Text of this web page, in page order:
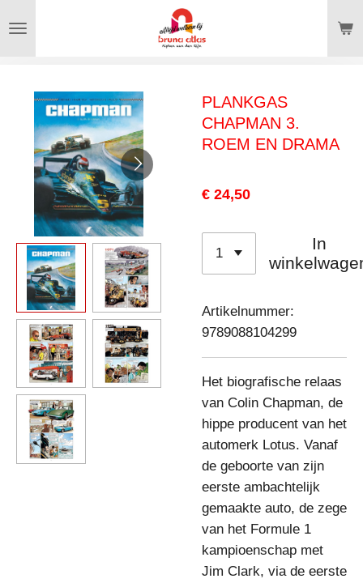
direct
hoofdinhoud
PLANKGAS
CHAPMAN 3.
ROEM EN DRAMA
€ 24,50
In
Artikelnummer:
9789088104299
Het biografische relaas
van Colin Chapman, de
hippe producent van het
automerk Lotus. Vanaf
de geboorte van zijn
eerste ambachtelijk
gemaakte auto, de zege
van het Formule 1
kampioenschap met
Jim Clark, via de eerste